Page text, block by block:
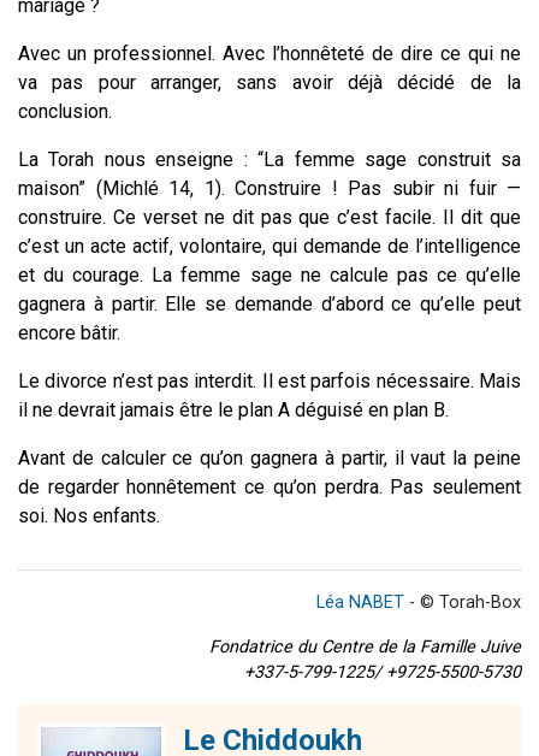
mariage ?
Avec un professionnel. Avec l’honnêteté de dire ce qui ne
va pas pour arranger, sans avoir déjà décidé de la
conclusion.
La Torah nous enseigne : “La femme sage construit sa
maison” (Michlé 14, 1). Construire ! Pas subir ni fuir —
construire. Ce verset ne dit pas que c’est facile. Il dit que
c’est un acte actif, volontaire, qui demande de l’intelligence
et du courage. La femme sage ne calcule pas ce qu’elle
gagnera à partir. Elle se demande d’abord ce qu’elle peut
encore bâtir.
Le divorce n’est pas interdit. Il est parfois nécessaire. Mais
il ne devrait jamais être le plan A déguisé en plan B.
Avant de calculer ce qu’on gagnera à partir, il vaut la peine
de regarder honnêtement ce qu’on perdra. Pas seulement
soi. Nos enfants.
Léa NABET - © Torah-Box
Fondatrice du Centre de la Famille Juive
+337-5-799-1225/ +9725-5500-5730
Le Chiddoukh